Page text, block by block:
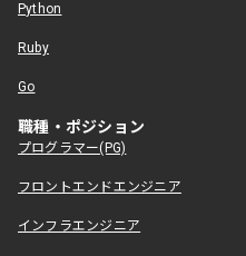
Python
Ruby
Go
職種・ポジション
プログラマー(PG)
フロントエンドエンジニア
インフラエンジニア